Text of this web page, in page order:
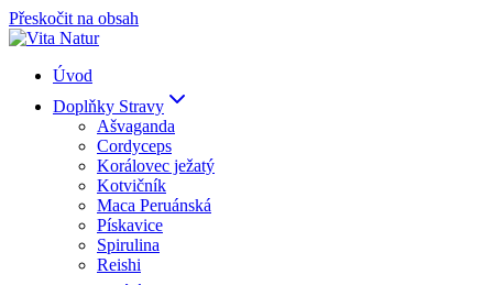
Přeskočit na obsah
Úvod
Doplňky Stravy
Ašvaganda
Cordyceps
Korálovec ježatý
Kotvičník
Maca Peruánská
Pískavice
Spirulina
Reishi